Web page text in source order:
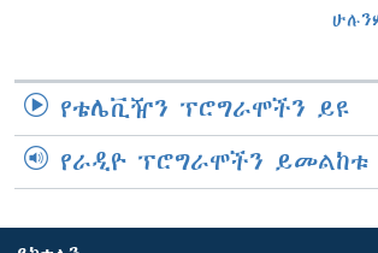
የቴሌቪዥን ፕሮግራሞችን ይዩ
የራዲዮ ፕሮግራሞችን ይመልከቱ